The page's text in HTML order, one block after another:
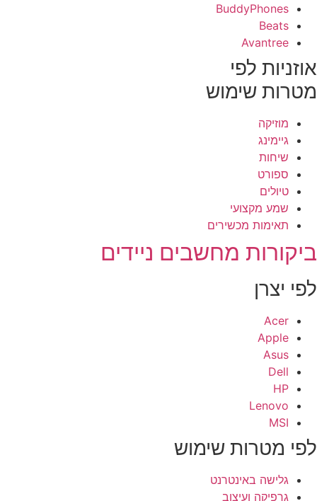
BuddyPhones
Beats
Avantree
לפי
שימוש
מוזיקה
גיימינג
שיחות
ספורט
טיולים
שמע מקצועי
תאימות מכשירים
מחשבים ניידים
יצרן
Acer
Apple
Asus
Dell
HP
Lenovo
MSI
מטרות שימוש
גלישה באינטרנט
גרפיקה ועיצוב